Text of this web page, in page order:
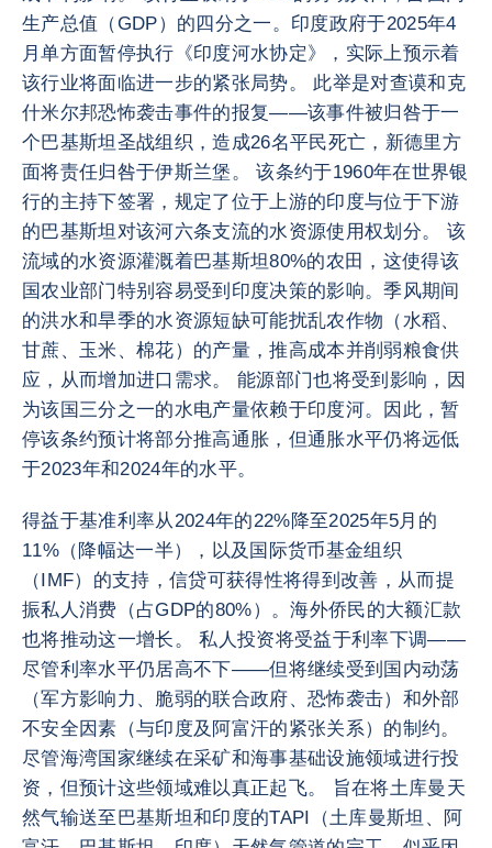
生产总值（GDP）的四分之一。印度政府于2025年4
月单方面暂停执行《印度河水协定》，实际上预示着
该行业将面临进一步的紧张局势。 此举是对查谟和克
什米尔邦恐怖袭击事件的报复——该事件被归咎于一
个巴基斯坦圣战组织，造成26名平民死亡，新德里方
面将责任归咎于伊斯兰堡。 该条约于1960年在世界银
行的主持下签署，规定了位于上游的印度与位于下游
的巴基斯坦对该河六条支流的水资源使用权划分。 该
流域的水资源灌溉着巴基斯坦80%的农田，这使得该
国农业部门特别容易受到印度决策的影响。季风期间
的洪水和旱季的水资源短缺可能扰乱农作物（水稻、
甘蔗、玉米、棉花）的产量，推高成本并削弱粮食供
应，从而增加进口需求。 能源部门也将受到影响，因
为该国三分之一的水电产量依赖于印度河。因此，暂
停该条约预计将部分推高通胀，但通胀水平仍将远低
于2023年和2024年的水平。
得益于基准利率从2024年的22%降至2025年5月的
11%（降幅达一半），以及国际货币基金组织
（IMF）的支持，信贷可获得性将得到改善，从而提
振私人消费（占GDP的80%）。海外侨民的大额汇款
也将推动这一增长。 私人投资将受益于利率下调——
尽管利率水平仍居高不下——但将继续受到国内动荡
（军方影响力、脆弱的联合政府、恐怖袭击）和外部
不安全因素（与印度及阿富汗的紧张关系）的制约。
尽管海湾国家继续在采矿和海事基础设施领域进行投
资，但预计这些领域难以真正起飞。 旨在将土库曼天
然气输送至巴基斯坦和印度的TAPI（土库曼斯坦、阿